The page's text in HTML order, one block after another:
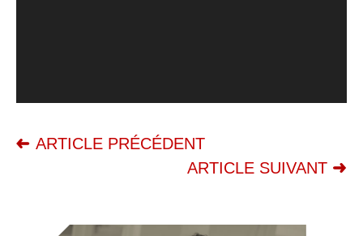
ARTICLE PRÉCÉDENT
ARTICLE SUIVANT